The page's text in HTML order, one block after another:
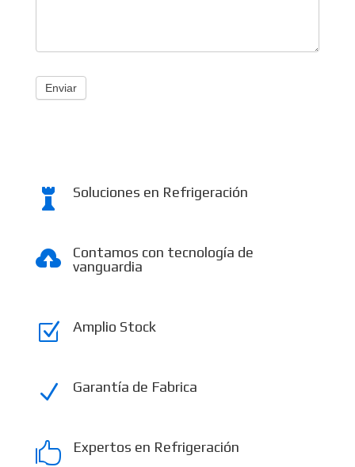
Enviar
 Soluciones en Refrigeración

Contamos con tecnología de
vanguardia
Z Amplio Stock
N Garantía de Fabrica
 Expertos en Refrigeración